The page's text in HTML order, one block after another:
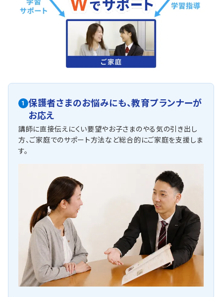
1 保護者さまのお悩みにも、教育プランナーが
お応え
講師に直接伝えにくい要望やお子さまのやる気の引き出し
方、ご家庭でのサポート方法など総合的にご家庭を支援しま
す。